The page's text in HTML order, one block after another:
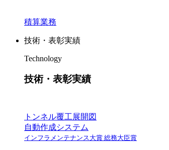
積算業務
技術・表彰実績
Technology
技術・表彰実績
トンネル覆工展開図
自動作成システム
インフラメンテナンス大賞 総務大臣賞